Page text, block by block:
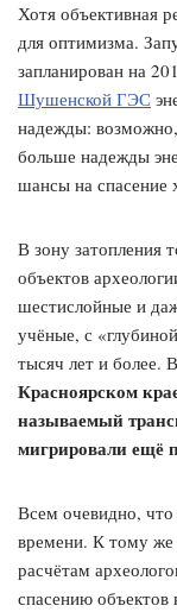
Хотя объективная
для оптимизма.
запланирован на
Шушенской ГЭС
надежды:
больше надежды
шансы на спасение
В зону затопления
объектов
шестислойные и
учёные, с
тысяч лет и более.
Красноярском
называемый
мигрировали ещё
Всем очевидно,
времени. К тому же
расчётам
спасению объектов